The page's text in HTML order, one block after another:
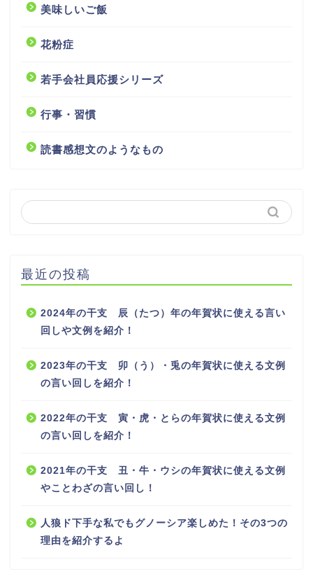
美味しいご飯
花粉症
若手会社員応援シリーズ
行事・習慣
読書感想文のようなもの
最近の投稿
2024年の干支 辰（たつ）年の年賀状に使える言い
回しや文例を紹介！
2023年の干支 卯（う）・兎の年賀状に使える文例
の言い回しを紹介！
2022年の干支 寅・虎・とらの年賀状に使える文例
の言い回しを紹介！
2021年の干支 丑・牛・ウシの年賀状に使える文例
やことわざの言い回し！
人狼ド下手な私でもグノーシア楽しめた！その3つの
理由を紹介するよ